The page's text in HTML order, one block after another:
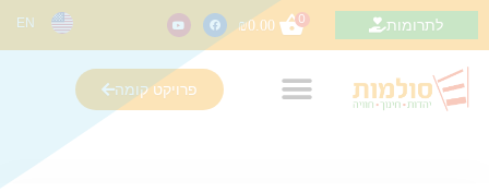
לתרומות 0
₪0.00
EN
פרויקט קומה